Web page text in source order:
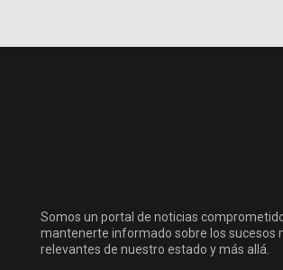
Somos un portal de noticias
mantenerte informado sobre los sucesos
relevantes de nuestro estado y más allá.